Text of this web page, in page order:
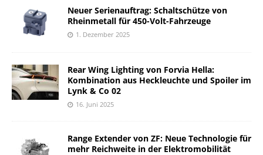
Neuer Serienauftrag: Schaltschütze von
Rheinmetall für 450-Volt-Fahrzeuge
1. Dezember 2025
Rear Wing Lighting von Forvia Hella:
Kombination aus Heckleuchte und Spoiler im
Lynk & Co 02
16. Juni 2025
Range Extender von ZF: Neue Technologie für
mehr Reichweite in der Elektromobilität